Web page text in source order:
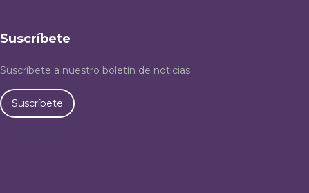
Suscríbete
Suscríbete a nuestro boletín de noticias:
Suscríbete